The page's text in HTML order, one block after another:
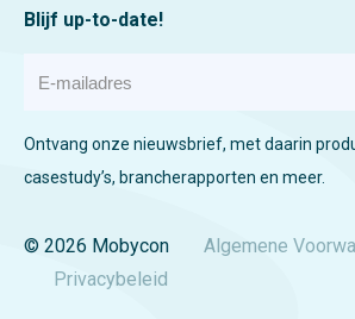
Blijf up-to-date!
a
i
l
r
Ontvang onze nieuwsbrief, met daarin
casestudy’s, brancherapporten en meer.
© 2026 Mobycon
Algemene
Privacybeleid